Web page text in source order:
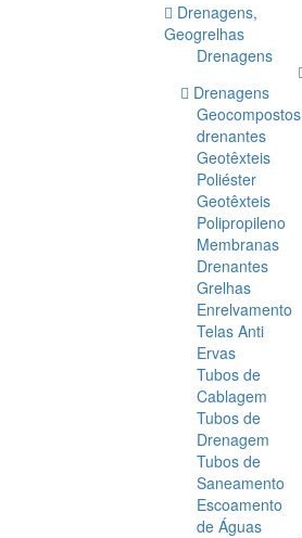
Drenagens,
Geogrelhas
Drenagens
Drenagens
Geocompostos
drenantes
Geotêxteis
Poliéster
Geotêxteis
Polipropileno
Membranas
Drenantes
Grelhas
Enrelvamento
Telas Anti
Ervas
Tubos de
Cablagem
Tubos de
Drenagem
Tubos de
Saneamento
Escoamento
de Águas